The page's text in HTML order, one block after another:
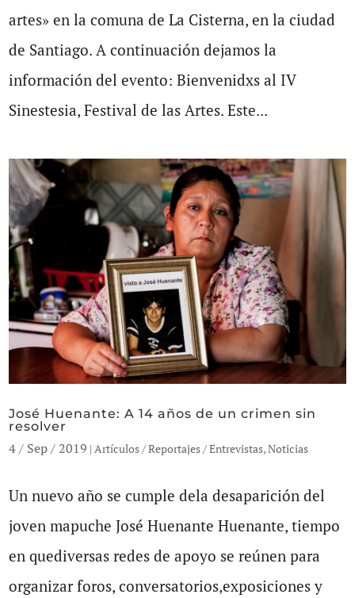
artes» en la comuna de La Cisterna, en la ciudad
de Santiago. A continuación dejamos la
información del evento: Bienvenidxs al IV
Sinestesia, Festival de las Artes. Este...
José Huenante: A 14 años de un crimen sin
resolver
4 / Sep / 2019 | Artículos / Reportajes / Entrevistas,Noticias
Un nuevo año se cumple dela desaparición del
joven mapuche José Huenante Huenante, tiempo
en quediversas redes de apoyo se reúnen para
organizar foros, conversatorios,exposiciones y